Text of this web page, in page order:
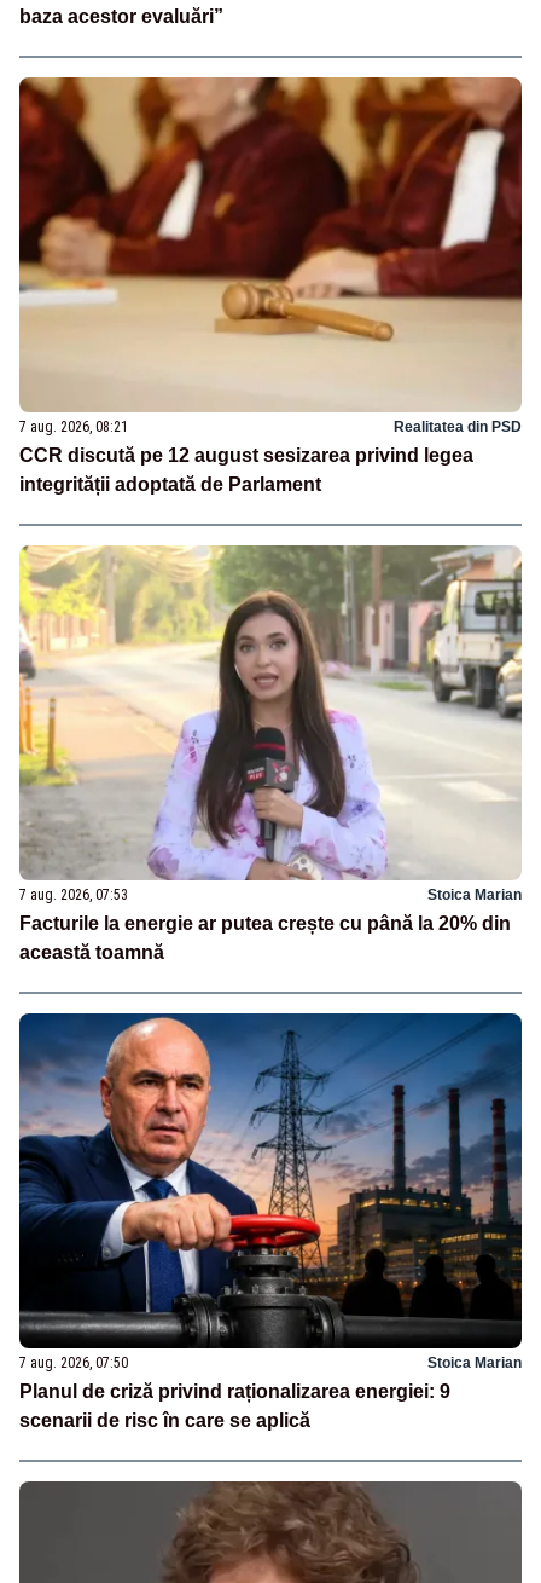
baza acestor evaluări”
7 aug. 2026, 08:21 Realitatea din PSD
CCR discută pe 12 august sesizarea privind legea
integrității adoptată de Parlament
7 aug. 2026, 07:53 Stoica Marian
Facturile la energie ar putea crește cu până la 20% din
această toamnă
7 aug. 2026, 07:50 Stoica Marian
Planul de criză privind raționalizarea energiei: 9
scenarii de risc în care se aplică